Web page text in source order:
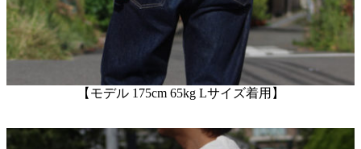
【モデル 175cm 65kg Lサイズ着用】